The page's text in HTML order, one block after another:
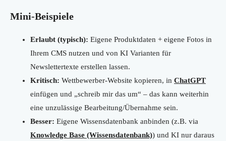
Mini-Beispiele
Erlaubt (typisch): Eigene Produktdaten + eigene Fotos in
Ihrem CMS nutzen und von KI Varianten für
Newslettertexte erstellen lassen.
Kritisch: Wettbewerber-Website kopieren, in ChatGPT
einfügen und „schreib mir das um“ – das kann weiterhin
eine unzulässige Bearbeitung/Übernahme sein.
Besser: Eigene Wissensdatenbank anbinden (z.B. via
Knowledge Base (Wissensdatenbank)) und KI nur daraus